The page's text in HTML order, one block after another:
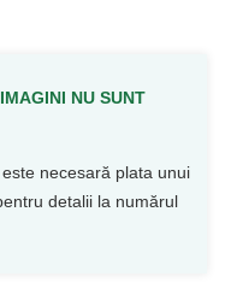
NU SUNT
necesară plata unui
detalii la numărul